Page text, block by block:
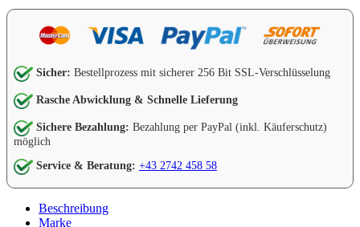
Sicher: Bestellprozess mit sicherer 256 Bit SSL-Verschlüsselung
Rasche Abwicklung & Schnelle Lieferung
Sichere Bezahlung: Bezahlung per PayPal (inkl. Käuferschutz)
möglich
Service & Beratung: +43 2742 458 58
Beschreibung
Marke